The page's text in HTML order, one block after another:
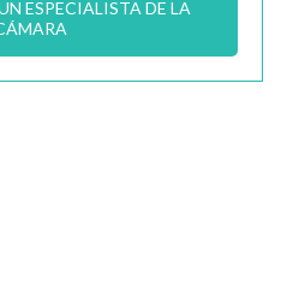
ESPECIALISTA DE LA